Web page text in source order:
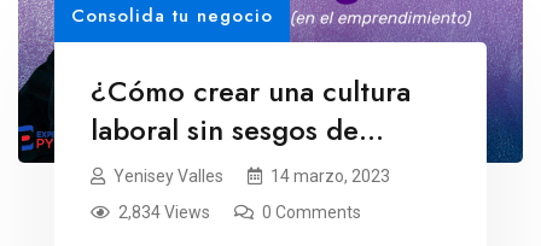
Consolida tu negocio
¿Cómo crear una cultura
laboral sin sesgos de
género?
Yenisey Valles
14 marzo, 2023
2,834 Views
0 Comments